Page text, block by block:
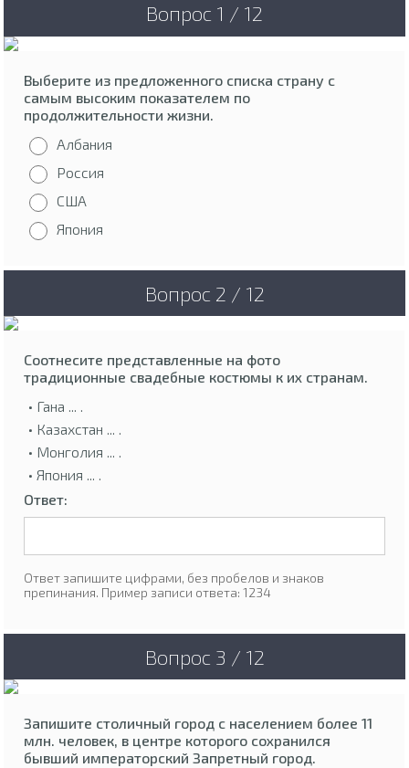
Вопрос 1 / 12
Выберите из предложенного списка страну с
самым высоким показателем по
продолжительности жизни.
Албания
Россия
США
Япония
Вопрос 2 / 12
Соотнесите представленные на фото
традиционные свадебные костюмы к их странам.
• Гана ... .
• Казахстан ... .
• Монголия ... .
• Япония ... .
Ответ:
Ответ запишите цифрами, без пробелов и знаков
препинания. Пример записи ответа: 1234
Вопрос 3 / 12
Запишите столичный город с населением более 11
млн. человек, в центре которого сохранился
бывший императорский Запретный город.